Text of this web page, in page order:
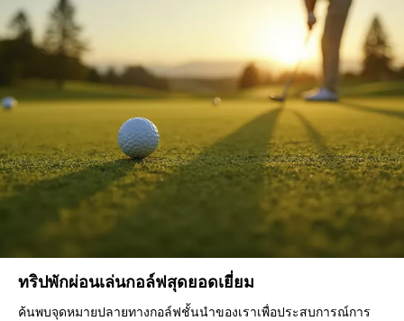
ทริปพักผ่อนเล่นกอล์ฟสุดยอดเยี่ยม
ค้นพบจุดหมายปลายทางกอล์ฟชั้นนำของเราเพื่อประสบการณ์การ